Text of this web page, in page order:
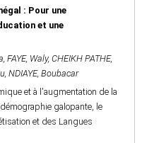
: Pour une
et une
, FAYE, Waly, CHEIKH PATHE,
, NDIAYE, Boubacar
et à l'augmentation de la
galopante, le
et des Langues